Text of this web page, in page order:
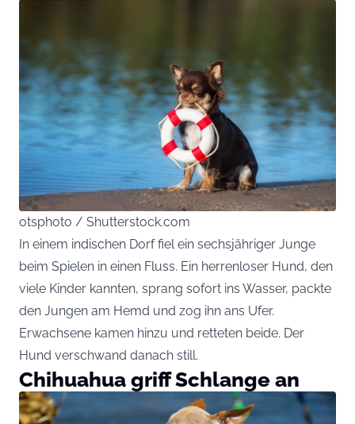
otsphoto / Shutterstock.com
In einem indischen Dorf fiel ein sechsjähriger Junge
beim Spielen in einen Fluss. Ein herrenloser Hund, den
viele Kinder kannten, sprang sofort ins Wasser, packte
den Jungen am Hemd und zog ihn ans Ufer.
Erwachsene kamen hinzu und retteten beide. Der
Hund verschwand danach still.
Chihuahua griff Schlange an